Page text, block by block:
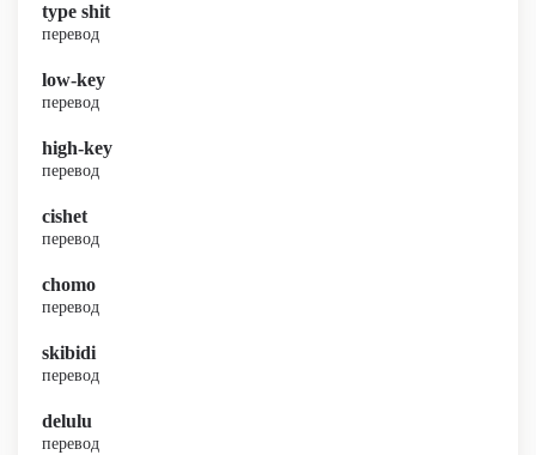
type shit
перевод
low-key
перевод
high-key
перевод
cishet
перевод
chomo
перевод
skibidi
перевод
delulu
перевод